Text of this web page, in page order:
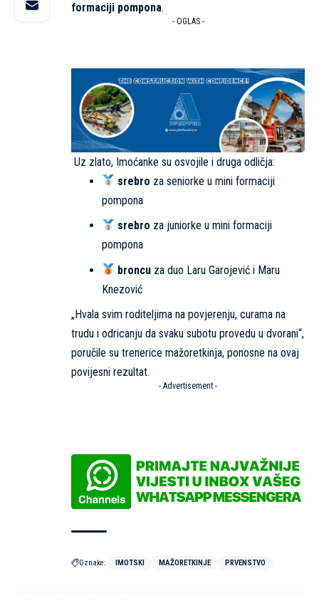
formaciji pompona.
- OGLAS -
Uz zlato, Imoćanke su osvojile i druga odličja:
srebro za seniorke u mini formaciji
pompona
srebro za juniorke u mini formaciji
pompona
broncuza duo Laru Garojević i Maru
Knezović
„Hvala svim roditeljima na povjerenju, curama na
trudu i odricanju da svaku subotu provedu u dvorani“,
poručile su trenerice mažoretkinja, ponosne na ovaj
povijesni rezultat.
- Advertisement -
Oznake: IMOTSKI MAŽORETKINJE PRVENSTVO